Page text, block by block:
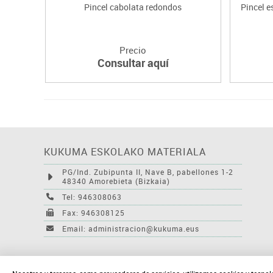
Pincel cabolata redondos
Precio
Consultar aquí
Pincel
KUKUMA ESKOLAKO MATERIALA
PG/Ind. Zubipunta II, Nave B, pabellones 1-2
48340 Amorebieta (Bizkaia)
Tel: 946308063
Fax: 946308125
Email: administracion@kukuma.eus